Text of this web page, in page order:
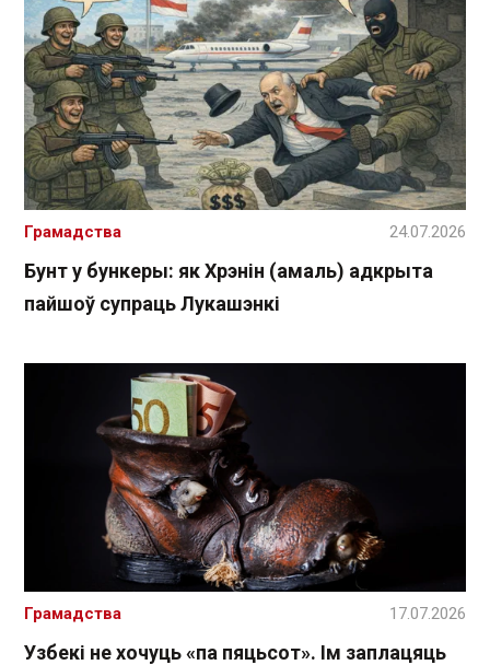
Бунт у бункеры: як Хрэнін (амаль) адкрыта
пайшоў супраць Лукашэнкі
Грамадства 24.07.2026
Узбекі не хочуць «па пяцьсот». Ім заплацяць
Грамадства 17.07.2026